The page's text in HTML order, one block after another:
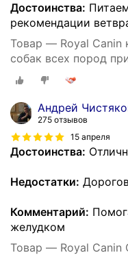
Достоинства:
рекомендации
Товар — Royal
собак всех пород
кг
Андрей
275 отзывов
15 апреля
Достоинства:
Недостатки:
Комментарий:
желудком
Товар — Royal Canin